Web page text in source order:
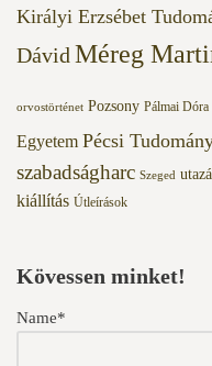
Királyi Erzsébet
Dávid Méreg
orvostörténet Pozsony Pálmai Dóra
Egyetem Pécsi
szabadságharc Szeged
kiállítás Útleírások
Kövessen minket!
Name*